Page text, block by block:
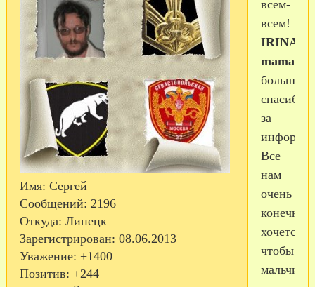
Имя: Сергей
Сообщений: 2196
Откуда: Липецк
Зарегистрирован: 08.06.2013
Уважение: +1400
Позитив: +244
всем-
всем!
IRINA
mama
большое
спасибо
за
Все
нам
очень
конечно
хочется,
чтобы